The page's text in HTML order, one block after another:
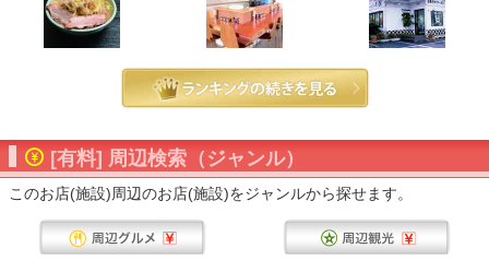
[有料] 周辺検索（ジャンル）
このお店(施設)周辺のお店(施設)をジャンルから探せます。